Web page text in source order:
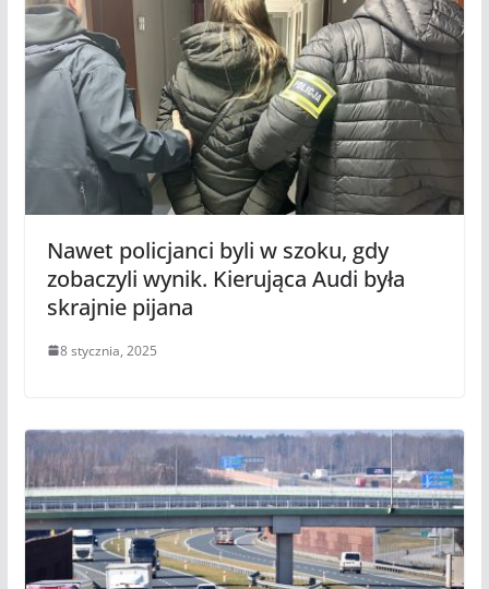
Nawet policjanci byli w szoku, gdy
zobaczyli wynik. Kierująca Audi była
skrajnie pijana
8 stycznia, 2025